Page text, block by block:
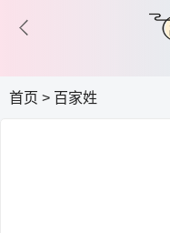
首页 > 百家姓